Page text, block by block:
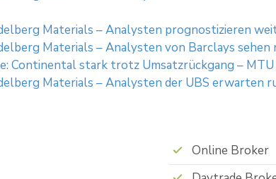
Materials – Analysten prognostizieren
Materials – Analysten von Barclays
Continental stark trotz Umsatzrückgang –
Materials – Analysten der UBS erwarten
Online Broker